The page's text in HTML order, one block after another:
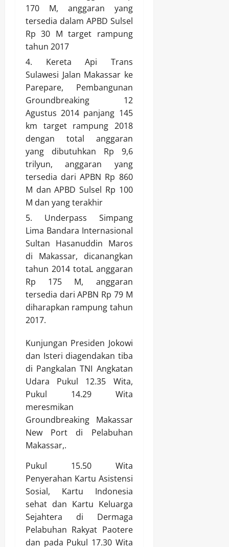
170 M, anggaran yang
tersedia dalam APBD Sulsel
Rp 30 M target rampung
tahun 2017
Kereta Api Trans
Sulawesi Jalan Makassar ke
Parepare, Pembangunan
Groundbreaking 12
Agustus 2014 panjang 145
km target rampung 2018
dengan total anggaran
yang dibutuhkan Rp 9,6
trilyun, anggaran yang
tersedia dari APBN Rp 860
M dan APBD Sulsel Rp 100
M dan yang terakhir
Underpass Simpang
Lima Bandara Internasional
Sultan Hasanuddin Maros
di Makassar, dicanangkan
tahun 2014 totaL anggaran
Rp 175 M, anggaran
tersedia dari APBN Rp 79 M
diharapkan rampung tahun
2017.
Kunjungan Presiden Jokowi
dan Isteri diagendakan tiba
di Pangkalan TNI Angkatan
Udara Pukul 12.35 Wita,
Pukul 14.29 Wita
meresmikan
Groundbreaking Makassar
New Port di Pelabuhan
Makassar,.
Pukul 15.50 Wita
Penyerahan Kartu Asistensi
Sosial, Kartu Indonesia
sehat dan Kartu Keluarga
Sejahtera di Dermaga
Pelabuhan Rakyat Paotere
dan pada Pukul 17.30 Wita